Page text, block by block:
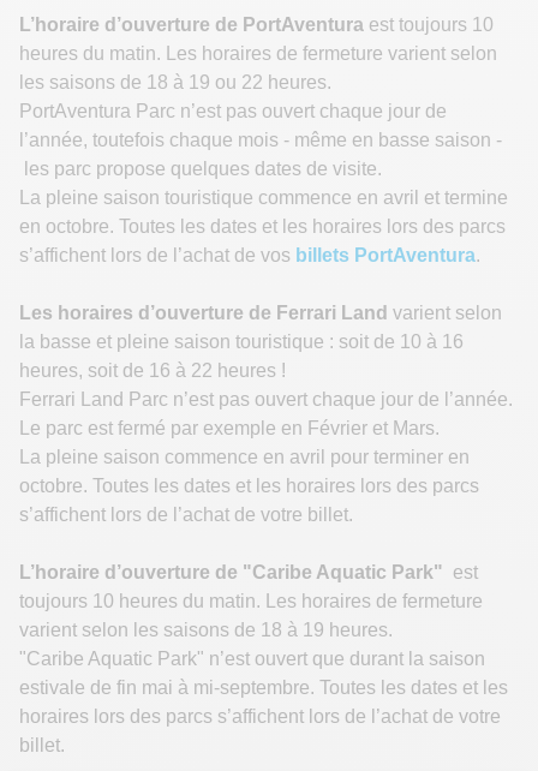
L’horaire d’ouverture de PortAventura est toujours 10
heures du matin. Les horaires de fermeture varient selon
les saisons de 18 à 19 ou 22 heures.
PortAventura Parc n’est pas ouvert chaque jour de
l’année, toutefois chaque mois - même en basse saison -
les parc propose quelques dates de visite.
La pleine saison touristique commence en avril et termine
en octobre. Toutes les dates et les horaires lors des parcs
s’affichent lors de l’achat de vos billets PortAventura.
Les horaires d’ouverture de Ferrari Land varient selon
la basse et pleine saison touristique : soit de 10 à 16
heures, soit de 16 à 22 heures !
Ferrari Land Parc n’est pas ouvert chaque jour de l’année.
Le parc est fermé par exemple en Février et Mars.
La pleine saison commence en avril pour terminer en
octobre. Toutes les dates et les horaires lors des parcs
s’affichent lors de l’achat de votre billet.
L’horaire d’ouverture de "Caribe Aquatic Park" est
toujours 10 heures du matin. Les horaires de fermeture
varient selon les saisons de 18 à 19 heures.
"Caribe Aquatic Park" n’est ouvert que durant la saison
estivale de fin mai à mi-septembre. Toutes les dates et les
horaires lors des parcs s’affichent lors de l’achat de votre
billet.